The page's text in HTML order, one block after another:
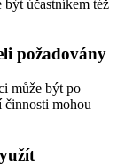
účastníkem též
požadovány
může být po
činnosti mohou